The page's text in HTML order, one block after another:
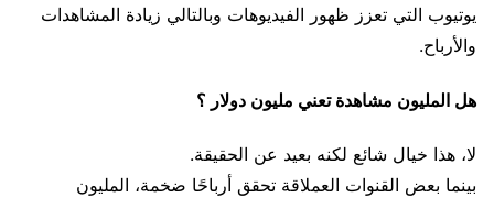
يوتيوب التي تعزز ظهور الفيديوهات وبالتالي زيادة المشاهدات
والأرباح.
هل المليون مشاهدة تعني مليون دولار ؟
لا، هذا خيال شائع لكنه بعيد عن الحقيقة.
بينما بعض القنوات العملاقة تحقق أرباحًا ضخمة، المليون